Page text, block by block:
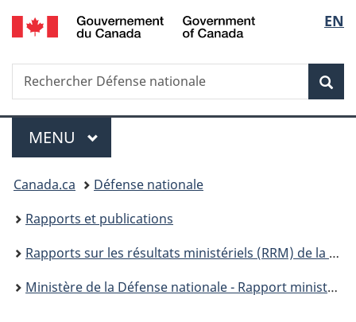
Passer
au
principal
Passer
à
Au
du
Passer
au
de
section
Passer
à
version
simplifiée
de
la
EN
Recherche
Rechercher
Défense
Menu
MENU PRINCIPAL
Vous
êtes
ici :
Canada.ca
Défense nationale
Rapports et publications
Rapports sur les résultats ministériels (RRM) de la Défense nationale
Ministère de la Défense nationale - Rapport ministériel sur le rendement 2014-2015